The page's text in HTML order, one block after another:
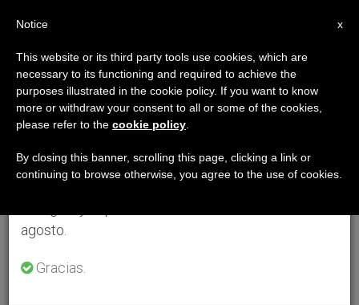
×
Aviso importante
Del 27 de julio al 7 de agosto haremos la pausa
anual, aprovechando que en el periodo de verano
se generan menos informaciones y también el
agosto.
Gracias.
x
Notice
This website or its third party tools use cookies, which are
necessary to its functioning and required to achieve the
purposes illustrated in the cookie policy. If you want to know
more or withdraw your consent to all or some of the cookies,
please refer to the cookie policy
By closing this banner, scrolling this page, clicking a link or
continuing to browse otherwise, you agree to the use of cookies.